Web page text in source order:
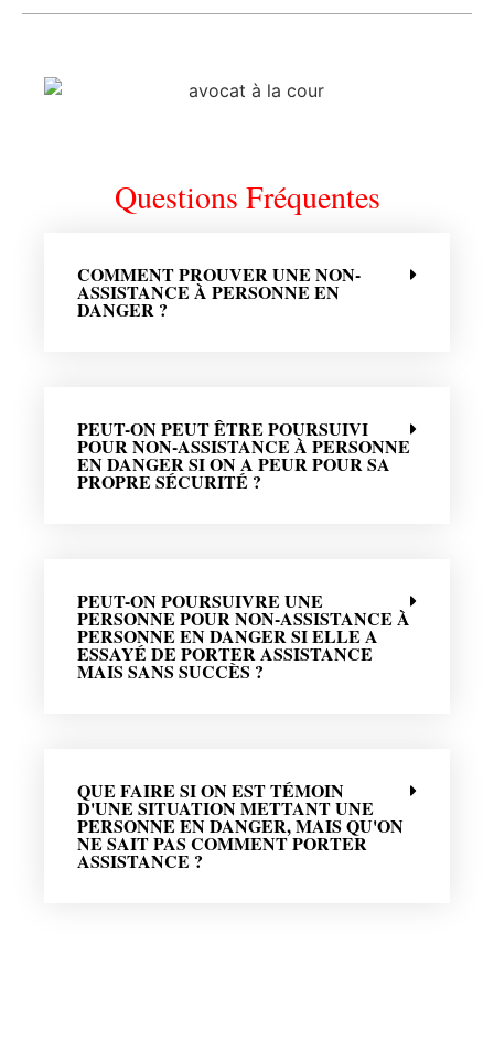
Questions Fréquentes
COMMENT PROUVER UNE NON-
ASSISTANCE À PERSONNE EN
DANGER ?
PEUT-ON PEUT ÊTRE POURSUIVI
POUR NON-ASSISTANCE À PERSONNE
EN DANGER SI ON A PEUR POUR SA
PROPRE SÉCURITÉ ?
PEUT-ON POURSUIVRE UNE
PERSONNE POUR NON-ASSISTANCE À
PERSONNE EN DANGER SI ELLE A
ESSAYÉ DE PORTER ASSISTANCE
MAIS SANS SUCCÈS ?
QUE FAIRE SI ON EST TÉMOIN
D'UNE SITUATION METTANT UNE
PERSONNE EN DANGER, MAIS QU'ON
NE SAIT PAS COMMENT PORTER
ASSISTANCE ?